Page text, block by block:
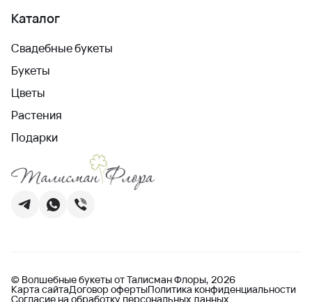
Каталог
Свадебные букеты
Букеты
Цветы
Растения
Подарки
© Волшебные букеты от Талисман Флоры, 2026
Карта сайтаДоговор офертыПолитика конфиденциальности
Согласие на обработку персональных данных